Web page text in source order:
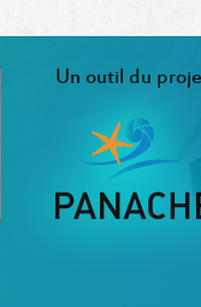
Un outil du